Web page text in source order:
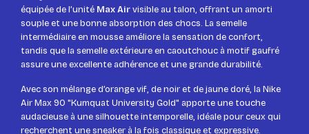
équipée de l’unité Max Airvisible au talon, offrant un amorti
souple et une bonne absorption des chocs. La semelle
intermédiaire en mousse améliore la sensation de confort,
tandis que la semelle extérieure en caoutchouc à motif gaufré
assure une excellente adhérence et une grande durabilité.
Avec son mélange d’orange vif, de noir et de jaune doré, la Nike
Air Max 90 "Kumquat University Gold" apporte une touche
audacieuse à une silhouette intemporelle, idéale pour ceux qui
recherchent une sneaker à la fois classique et expressive.